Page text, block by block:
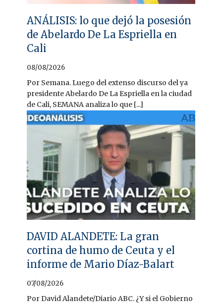
ANÁLISIS: lo que dejó la posesión
de Abelardo De La Espriella en
Cali
08/08/2026
Por Semana. Luego del extenso discurso del ya
presidente Abelardo De La Espriella en la ciudad
de Cali, SEMANA analiza lo que [...]
DAVID ALANDETE: La gran
cortina de humo de Ceuta y el
informe de Mario Díaz-Balart
07/08/2026
Por David Alandete/Diario ABC. ¿Y si el Gobierno